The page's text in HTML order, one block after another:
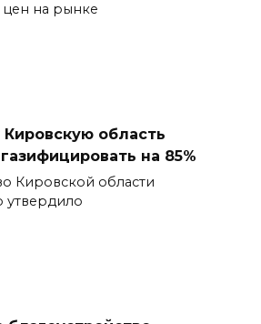
на рынке
Кировскую область
на 85%
Кировской области
утвердило